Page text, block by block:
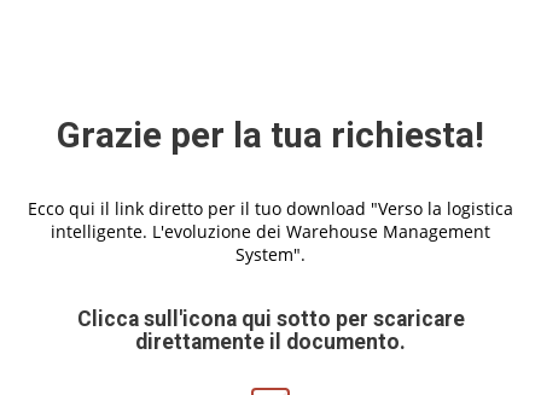
Grazie per la tua richiesta!
Ecco qui il link diretto per il tuo download "Verso la logistica
intelligente. L'evoluzione dei Warehouse Management
System".
Clicca sull'icona qui sotto per scaricare
direttamente il documento.